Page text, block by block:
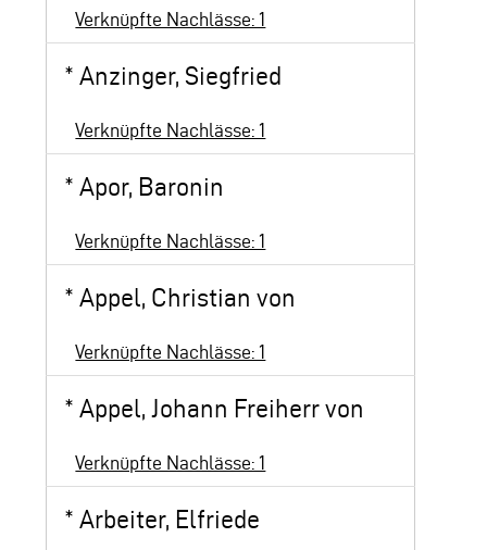
Verknüpfte Nachlässe: 1
*Anzinger, Siegfried
Verknüpfte Nachlässe: 1
*Apor, Baronin
Verknüpfte Nachlässe: 1
*Appel, Christian von
Verknüpfte Nachlässe: 1
*Appel, Johann Freiherr von
Verknüpfte Nachlässe: 1
*Arbeiter, Elfriede